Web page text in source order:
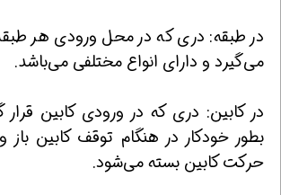
در طبقه: دری که در محل ورودی هر طبقه
می‌گیرد و دارای انواع مختلفی می‌باشد.
در کابین: دری که در ورودی کابین قرار
بطور خودکار در هنگام توقف کابین
حرکت کابین بسته می‌شود.